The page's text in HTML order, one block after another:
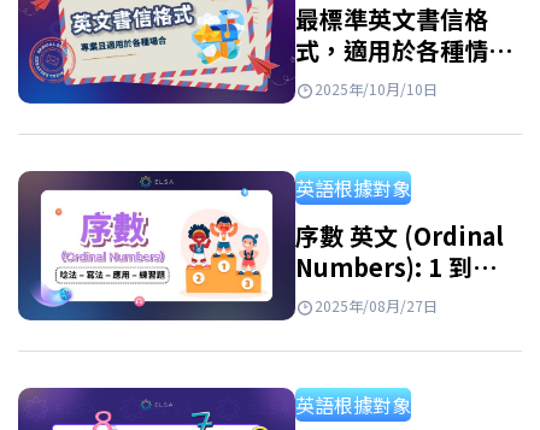
最標準英文書信格
式，適用於各種情
境，附實際範例
2025年/10月/10日
英語根據對象
序數 英文 (Ordinal
Numbers): 1 到
1000 英文寫法, 讀法
2025年/08月/27日
英語根據對象